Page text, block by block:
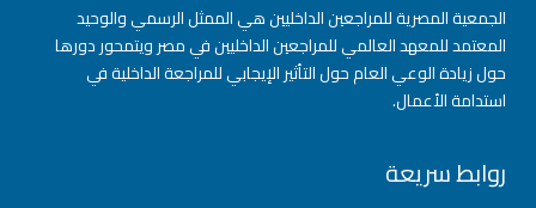
الجمعية المصرية للمراجعين الداخليين هي الممثل الرسمي والوحيد
المعتمد للمعهد العالمي للمراجعين الداخليين في مصر ويتمحور دورها
حول زيادة الوعي العام حول التأثير الإيجابي للمراجعة الداخلية في
استدامة الأعمال.
روابط سريعة